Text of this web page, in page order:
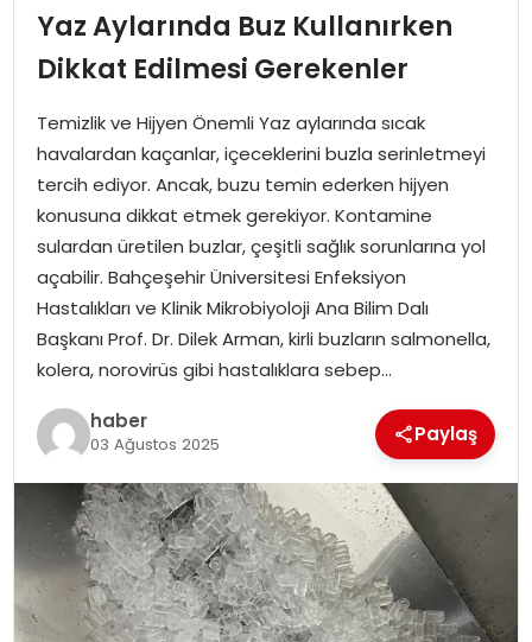
EKONOMI
İDEAL YAŞAM
İDEAL SPOR
YAŞAM
MAGAZIN
SAĞLIK
SOSYAL HABER
Yaz Aylarında Buz Kullanırken
Dikkat Edilmesi Gerekenler
Temizlik ve Hijyen Önemli Yaz aylarında sıcak
havalardan kaçanlar, içeceklerini buzla serinletmeyi
tercih ediyor. Ancak, buzu temin ederken hijyen
konusuna dikkat etmek gerekiyor. Kontamine
sulardan üretilen buzlar, çeşitli sağlık sorunlarına yol
açabilir. Bahçeşehir Üniversitesi Enfeksiyon
Hastalıkları ve Klinik Mikrobiyoloji Ana Bilim Dalı
Başkanı Prof. Dr. Dilek Arman, kirli buzların salmonella,
kolera, norovirüs gibi hastalıklara sebep…
haber
03 Ağustos 2025 Paylaş